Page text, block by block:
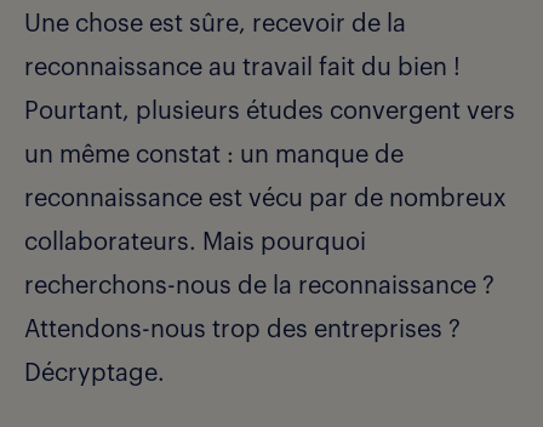
Une chose est sûre, recevoir de la
reconnaissance au travail fait du bien !
Pourtant, plusieurs études convergent vers
un même constat : un manque de
reconnaissance est vécu par de nombreux
collaborateurs. Mais pourquoi
recherchons-nous de la reconnaissance ?
Attendons-nous trop des entreprises ?
Décryptage.